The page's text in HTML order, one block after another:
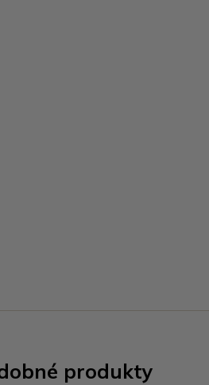
produkty